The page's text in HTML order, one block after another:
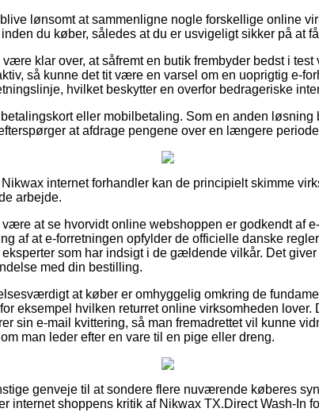
lønsomt at sammenligne nogle forskellige online
du køber, således at du er usvigeligt sikker på at
klar over, at såfremt en butik frembyder bedst i
så kunne det tit være en varsel om en uoprigtig e-
hvilket beskytter en overfor bedrageriske
eller mobilbetaling. Som en anden løsning
at afdrage pengene over en længere
internet forhandler kan de principielt skimme
arbejde.
at se hvorvidt online webshoppen er godkendt af
af at e-forretningen opfylder de officielle danske
som har indsigt i de gældende vilkår. Det
med din bestilling.
at køber er omhyggelig omkring de
eksempel hvilken returret online virksomheden lover.
sin e-mail kvittering, så man fremadrettet vil kunne
man leder efter en vare til en pige eller dreng.
genveje til at sondere flere nuværende køberes
internet shoppens kritik af Nikwax TX.Direct Wash-In